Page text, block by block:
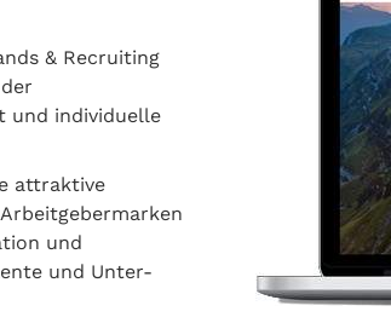
& Recruiting
und individuelle
attraktive
und
und Unter-